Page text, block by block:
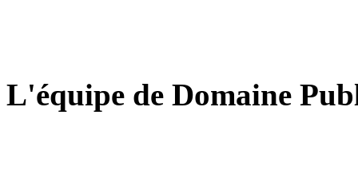
L'équipe de Domaine